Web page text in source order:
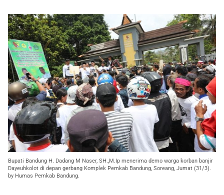
Bupati Bandung H. Dadang M Naser, SH.,M.Ip menerima demo warga korban banjir
Dayeuhkolot di depan gerbang Komplek Pemkab Bandung, Soreang, Jumat (31/3).
by Humas Pemkab Bandung.